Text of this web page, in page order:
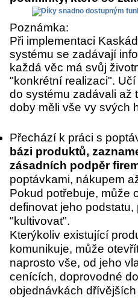
Poznámka:
Při implementaci
systému se zadávají
každá věc má svůj
"konkrétní realizaci".
do systému zadávali až
doby měli vše vy svých
Přechází k práci s
bázi produktů,
zásadních podpěr
poptávkami, nákupem
Pokud potřebuje, může
definovat jeho
"kultivovat".
Kterýkoliv existující
komunikuje, může
naprosto vše, od jeho
cenících, doprovodné
objednávkách